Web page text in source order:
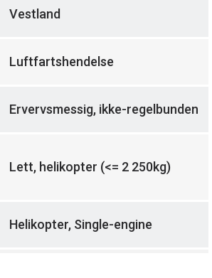
Vestland
Luftfartshendelse
Ervervsmessig, ikke-regelbunden
Lett, helikopter (<= 2 250kg)
Helikopter, Single-engine